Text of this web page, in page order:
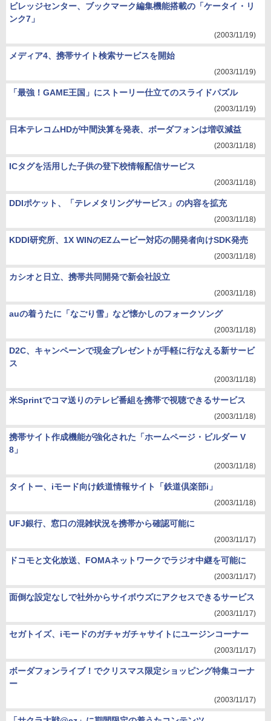
ビレッジセンター、ブックマーク編集機能搭載の「ケータイ・リ
ンク7」
(2003/11/19)
メディア4、携帯サイト検索サービスを開始
(2003/11/19)
「最強！GAME王国」にストーリー仕立てのスライドパズル
(2003/11/19)
日本テレコムHDが中間決算を発表、ボーダフォンは増収減益
(2003/11/18)
ICタグを活用した子供の登下校情報配信サービス
(2003/11/18)
DDIポケット、「テレメタリングサービス」の内容を拡充
(2003/11/18)
KDDI研究所、1X WINのEZムービー対応の開発者向けSDK発売
(2003/11/18)
カシオと日立、携帯共同開発で新会社設立
(2003/11/18)
auの着うたに「なごり雪」など懐かしのフォークソング
(2003/11/18)
D2C、キャンペーンで現金プレゼントが手軽に行なえる新サービ
ス
(2003/11/18)
米Sprintでコマ送りのテレビ番組を携帯で視聴できるサービス
(2003/11/18)
携帯サイト作成機能が強化された「ホームページ・ビルダー V
8」
(2003/11/18)
タイトー、iモード向け鉄道情報サイト「鉄道倶楽部i」
(2003/11/18)
UFJ銀行、窓口の混雑状況を携帯から確認可能に
(2003/11/17)
ドコモと文化放送、FOMAネットワークでラジオ中継を可能に
(2003/11/17)
面倒な設定なしで社外からサイボウズにアクセスできるサービス
(2003/11/17)
セガトイズ、iモードのガチャガチャサイトにユージンコーナー
(2003/11/17)
ボーダフォンライブ！でクリスマス限定ショッピング特集コーナ
ー
(2003/11/17)